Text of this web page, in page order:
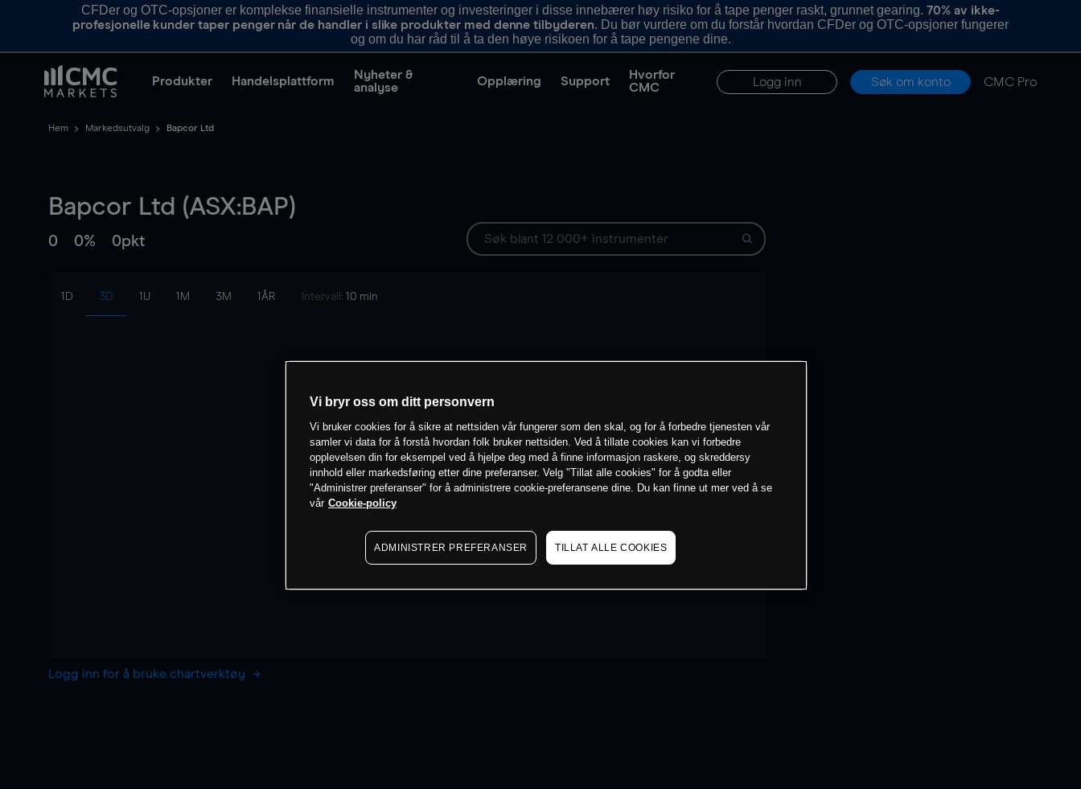
CFDer og OTC-opsjoner er komplekse finansielle instrumenter og investeringer i disse innebærer høy risiko for å tape penger raskt, grunnet gearing.70% av ikke-
profesjonelle kunder taper penger når de handler i slike produkter med denne tilbyderen. Du bør vurdere om du forstår hvordan CFDer og OTC-opsjoner fungerer
og om du har råd til å ta den høye risikoen for å tape pengene dine.
Produkter Handelsplattform
Nyheter &
analyse
Opplæring Support
Hvorfor
CMC
Logg inn Søk om konto CMC Pro
Hem Markedsutvalg Bapcor Ltd
Bapcor Ltd (ASX:BAP)
0 0% 0pkt
1D 3D 1U 1M 3M 1ÅR Intervall: 10 min
Logg inn for å bruke chartverktøy
Vi bryr oss om ditt personvern
Vi bruker cookies for å sikre at nettsiden vår fungerer som den skal, og for å forbedre tjenesten vår
samler vi data for å forstå hvordan folk bruker nettsiden. Ved å tillate cookies kan vi forbedre
opplevelsen din for eksempel ved å hjelpe deg med å finne informasjon raskere, og skreddersy
innhold eller markedsføring etter dine preferanser. Velg "Tillat alle cookies" for å godta eller
"Administrer preferanser" for å administrere cookie-preferansene dine. Du kan finne ut mer ved å se
vår Cookie-policy
ADMINISTRER PREFERANSER TILLAT ALLE COOKIES